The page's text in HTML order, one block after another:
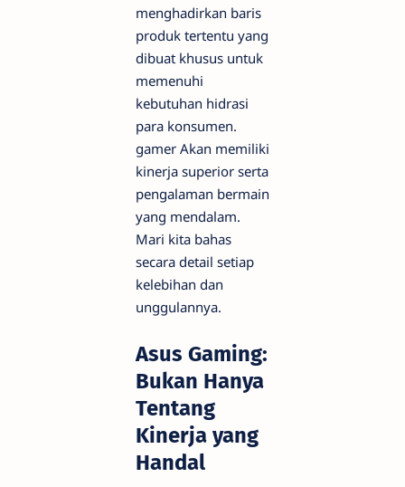
menghadirkan baris
produk tertentu yang
dibuat khusus untuk
memenuhi
kebutuhan hidrasi
para konsumen.
gamer Akan memiliki
kinerja superior serta
pengalaman bermain
yang mendalam.
Mari kita bahas
secara detail setiap
kelebihan dan
unggulannya.
Asus Gaming:
Bukan Hanya
Tentang
Kinerja yang
Handal